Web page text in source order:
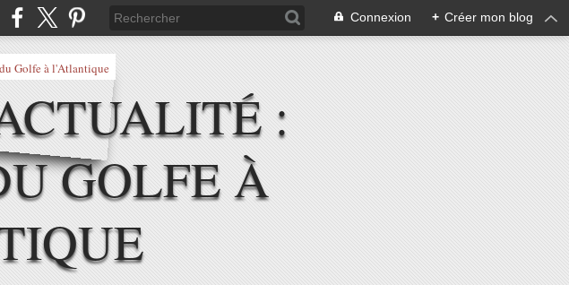
Connexion + Créer mon blog
:
GOLFE À